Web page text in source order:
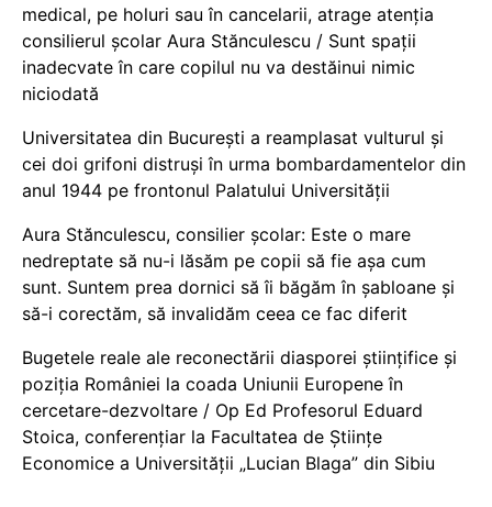
medical, pe holuri sau în cancelarii, atrage atenția
consilierul școlar Aura Stănculescu / Sunt spații
inadecvate în care copilul nu va destăinui nimic
niciodată
Universitatea din București a reamplasat vulturul și
cei doi grifoni distruși în urma bombardamentelor din
anul 1944 pe frontonul Palatului Universității
Aura Stănculescu, consilier școlar: Este o mare
nedreptate să nu-i lăsăm pe copii să fie așa cum
sunt. Suntem prea dornici să îi băgăm în șabloane și
să-i corectăm, să invalidăm ceea ce fac diferit
Bugetele reale ale reconectării diasporei științifice și
poziția României la coada Uniunii Europene în
cercetare-dezvoltare / Op Ed Profesorul Eduard
Stoica, conferențiar la Facultatea de Științe
Economice a Universității „Lucian Blaga” din Sibiu